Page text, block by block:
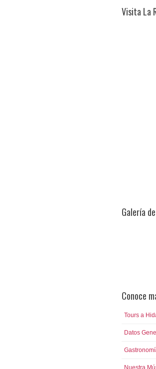
Visita La
Galería
Conoce
Tours a
Datos
Nuestra